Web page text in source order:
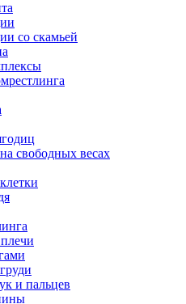
со скамьей
свободных весах
и пальцев